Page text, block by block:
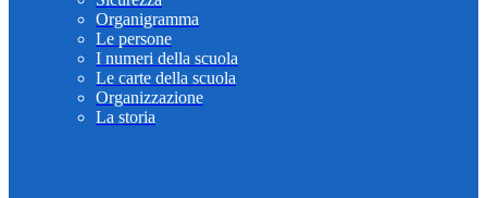
Organigramma
Le persone
I numeri della scuola
Le carte della scuola
Organizzazione
La storia